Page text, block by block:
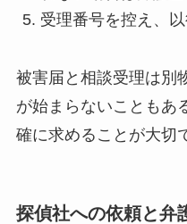
受理番号を控え、
被害届と相談受理は別
が始まらないこともあ
確に求めることが大切
探偵社への依頼と弁